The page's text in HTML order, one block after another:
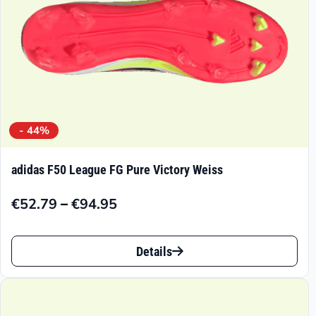
Produktseite
gewählt
werden
- 44%
adidas F50 League FG Pure Victory Weiss
€52.79 –€94.95
Preisspanne:
€52.79
€94.95
Dieses
Produkt
Details